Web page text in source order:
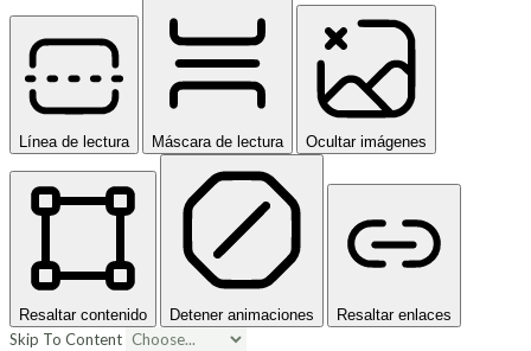
Línea de lectura Máscara de lectura Ocultar imágenes
Resaltar contenido Detener animaciones Resaltar enlaces
Skip To Content